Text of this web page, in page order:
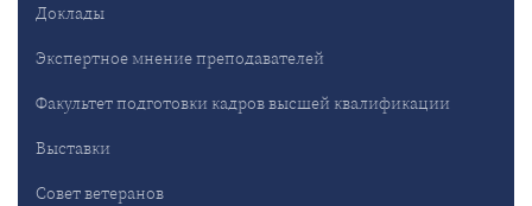
Доклады
Экспертное мнение преподавателей
Факультет подготовки кадров высшей квалификации
Выставки
Совет ветеранов